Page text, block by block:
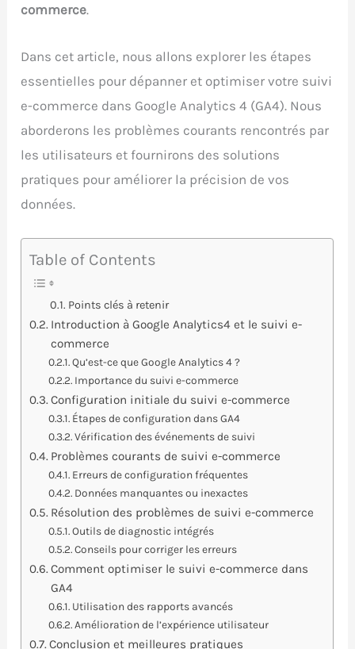
commerce.
Dans cet article, nous allons explorer les étapes
essentielles pour dépanner et optimiser votre suivi
e-commerce dans Google Analytics 4 (GA4). Nous
aborderons les problèmes courants rencontrés par
les utilisateurs et fournirons des solutions
pratiques pour améliorer la précision de vos
données.
Table of Contents
Points clés à retenir
Introduction à Google Analytics4 et le suivi e-
commerce
Qu’est-ce que Google Analytics 4 ?
Importance du suivi e-commerce
Configuration initiale du suivi e-commerce
Étapes de configuration dans GA4
Vérification des événements de suivi
Problèmes courants de suivi e-commerce
Erreurs de configuration fréquentes
Données manquantes ou inexactes
Résolution des problèmes de suivi e-commerce
Outils de diagnostic intégrés
Conseils pour corriger les erreurs
Comment optimiser le suivi e-commerce dans
GA4
Utilisation des rapports avancés
Amélioration de l’expérience utilisateur
Conclusion et meilleures pratiques